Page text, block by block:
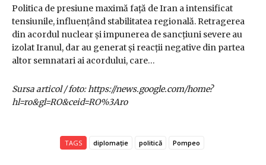
Politica de presiune maximă față de Iran a intensificat
tensiunile, influențând stabilitatea regională. Retragerea
din acordul nuclear și impunerea de sancțiuni severe au
izolat Iranul, dar au generat și reacții negative din partea
altor semnatari ai acordului, care…
Sursa articol / foto: https://news.google.com/home?
hl=ro&gl=RO&ceid=RO%3Aro
TAGS diplomație politică Pompeo